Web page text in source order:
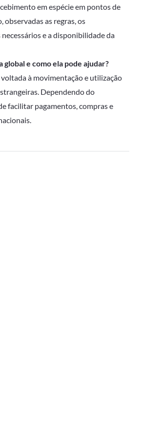
em espécie em pontos de
observadas as regras, os
e a disponibilidade da
global e como ela pode ajudar?
voltada à movimentação e utilização
Dependendo do
facilitar pagamentos, compras e